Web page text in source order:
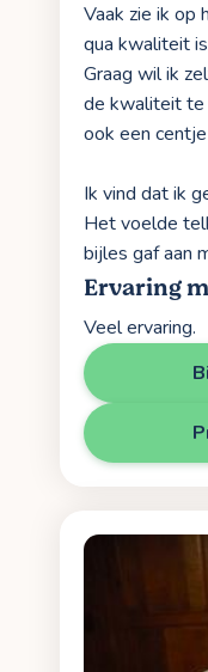
Vaak zie ik op
qua kwaliteit
Graag wil ik
de kwaliteit te
ook een
Ik vind dat ik
Het voelde
bijles gaf aan
Ervaring
Veel ervaring.